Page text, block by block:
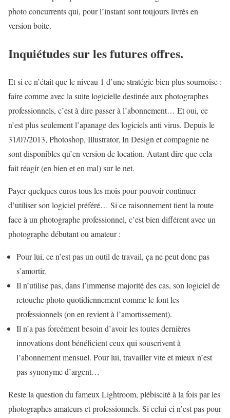
photo concurrents qui, pour l’instant sont toujours livrés en
version boite.
Inquiétudes sur les futures offres.
Et si ce n’était que le niveau 1 d’une stratégie bien plus sournoise :
faire comme avec la suite logicielle destinée aux photographes
professionnels, c’est à dire passer à l’abonnement… Et oui, ce
n’est plus seulement l’apanage des logiciels anti virus. Depuis le
31/07/2013, Photoshop, Illustrator, In Design et compagnie ne
sont disponibles qu’en version de location. Autant dire que cela
fait réagir (en bien et en mal) sur le net.
Payer quelques euros tous les mois pour pouvoir continuer
d’utiliser son logiciel préféré… Si ce raisonnement tient la route
face à un photographe professionnel, c’est bien différent avec un
photographe débutant ou amateur :
Pour lui, ce n’est pas un outil de travail, ça ne peut donc pas
s’amortir.
Il n’utilise pas, dans l’immense majorité des cas, son logiciel de
retouche photo quotidiennement comme le font les
professionnels (on en revient à l’amortissement).
Il n’a pas forcément besoin d’avoir les toutes dernières
innovations dont bénéficient ceux qui souscrivent à
l’abonnement mensuel. Pour lui, travailler vite et mieux n’est
pas synonyme d’argent…
Reste la question du fameux Lightroom, plébiscité à la fois par les
photographes amateurs et professionnels. Si celui-ci n’est pas pour